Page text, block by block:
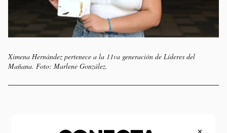
Ximena Hernández pertenece a la 11va generación de Líderes del
Mañana. Foto: Marlene González.